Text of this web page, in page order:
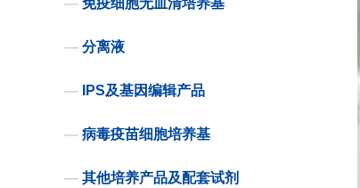
— 免疫细胞无血清培养基
— 分离液
— IPS及基因编辑产品
— 病毒疫苗细胞培养基
— 其他培养产品及配套试剂